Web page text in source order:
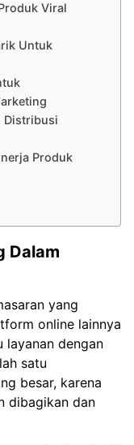
Viral
Untuk
Distribusi
Produk
Dalam
yang
online lainnya
layanan dengan
satu
besar, karena
dibagikan dan